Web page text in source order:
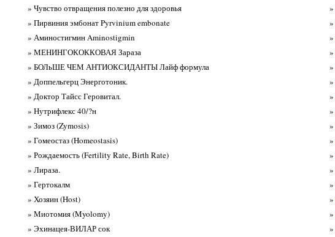
» Чувство отвращения полезно для здоровья
» Пирвиния эмбонат Pyrvinium embonate
» Аминостигмин Aminostigmin
» МЕНИНГОКОККОВАЯ Зараза
» БОЛьШЕ ЧЕМ АНТИОКСИДАНТЫ Лайф формула
» Доппельгерц Энерготоник.
» Доктор Тайсс Геровитал.
» Нутрифлекс 40/?н
» Зимоз (Zymosis)
» Гомеостаз (Homeostasis)
» Рождаемость (Fertility Rate, Birth Rate)
» Лираза.
» Гертокалм
» Хозяин (Host)
» Миотомия (Myolomy)
» Эхинацея-ВИЛАР сок
»
»
»
»
»
»
»
»
»
»
»
»
»
»
»
»